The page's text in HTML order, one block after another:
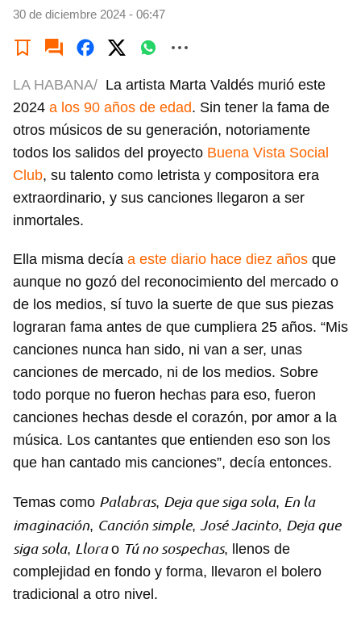
30 de diciembre 2024 - 06:47
LA HABANA/ La artista Marta Valdés murió este
2024 a los 90 años de edad. Sin tener la fama de
otros músicos de su generación, notoriamente
todos los salidos del proyecto Buena Vista Social
Club, su talento como letrista y compositora era
extraordinario, y sus canciones llegaron a ser
inmortales.
Ella misma decía a este diario hace diez años que
aunque no gozó del reconocimiento del mercado o
de los medios, sí tuvo la suerte de que sus piezas
lograran fama antes de que cumpliera 25 años. “Mis
canciones nunca han sido, ni van a ser, unas
canciones de mercado, ni de los medios. Sobre
todo porque no fueron hechas para eso, fueron
canciones hechas desde el corazón, por amor a la
música. Los cantantes que entienden eso son los
que han cantado mis canciones”, decía entonces.
Temas como Palabras, Deja que siga sola, En la
imaginación, Canción simple, José Jacinto, Deja que
siga sola, Llorao Tú no sospechas, llenos de
complejidad en fondo y forma, llevaron el bolero
tradicional a otro nivel.